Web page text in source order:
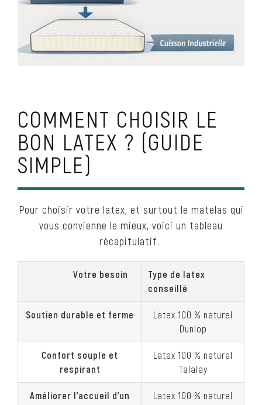
COMMENT CHOISIR LE
BON LATEX ? (GUIDE
SIMPLE)
Pour choisir votre latex, et surtout le matelas qui
vous convienne le mieux, voici un tableau
récapitulatif.
Votre besoin
Type de latex
conseillé
Soutien durable et ferme
Latex 100 % naturel
Dunlop
Confort souple et
respirant
Latex 100 % naturel
Talalay
Améliorer l’accueil d’un
Latex 100 % naturel